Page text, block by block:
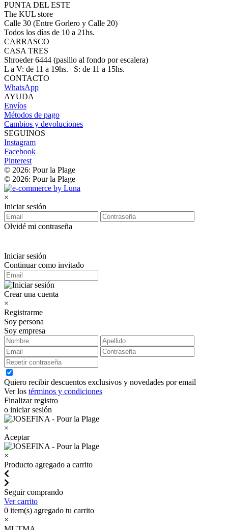
PUNTA DEL ESTE
The KUL store
Calle 30 (Entre Gorlero y Calle 20)
Todos los días de 10 a 21hs.
CARRASCO
CASA TRES
Shroeder 6444 (pasillo al fondo por escalera)
L a V: de 11 a 19hs. | S: de 11 a 15hs.
CONTACTO
WhatsApp
AYUDA
Envíos
Métodos de pago
Cambios y devoluciones
SEGUINOS
Instagram
Facebook
Pinterest
© 2026: Pour la Plage
© 2026: Pour la Plage
×
Iniciar sesión
Olvidé mi contraseña
Iniciar sesión
Continuar como invitado
Crear una cuenta
×
Registrarme
Soy persona
Soy empresa
Quiero recibir descuentos exclusivos y novedades por email
Ver los términos y condiciones
Finalizar registro
o iniciar sesión
×
Aceptar
×
Producto agregado a carrito
Seguir comprando
Ver carrito
0 item(s) agregado tu carrito
×